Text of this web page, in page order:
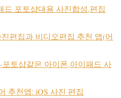
드 포토샵대용 사진합성,편집
편집과 비디오편집 추천 앱(어
포토샵같은 아이폰,아이패드 사
추천앱: iOS 사진 편집